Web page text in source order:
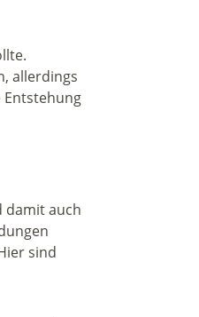
allerdings
Entstehung
damit auch
sind